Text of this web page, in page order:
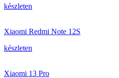
készleten
Xiaomi Redmi Note 12S
készleten
Xiaomi 13 Pro